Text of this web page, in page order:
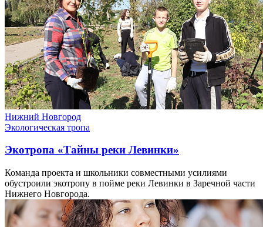
Нижний Новгород
Экологическая тропа
Экотропа «Тайны реки Левинки»
Команда проекта и школьники совместными усилиями
обустроили экотропу в пойме реки Левинки в Заречной части
Нижнего Новгорода.